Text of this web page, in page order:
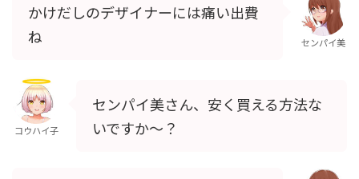
かけだしのデザイナーには痛い出費
ね
センパイ美
コウハイ子
センパイ美さん、安く買える方法な
いですか～？